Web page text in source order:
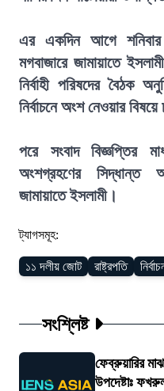
এর একদিন আগে
মগবাজারে জামায়াতে
নির্বাহী পরিষদের বৈঠক
নির্বাচনে অংশ নেওয়ার
পরে সংবাদ বিজ্ঞপ্তির
অংশগ্রহণের সিদ্ধান্ত
জামায়াতে ইসলামী।
ট্যাগসমূহ:
১১ দলীয় জোট রাষ্ট্রপতি
সংশ্লিষ্ট
ফেব্রুয়ারির
উপদেষ্টাঃ